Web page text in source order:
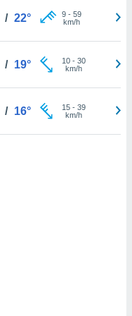
/ 22° 9- 59
km/h
/ 19° 10- 30
km/h
/ 16° 15- 39
km/h